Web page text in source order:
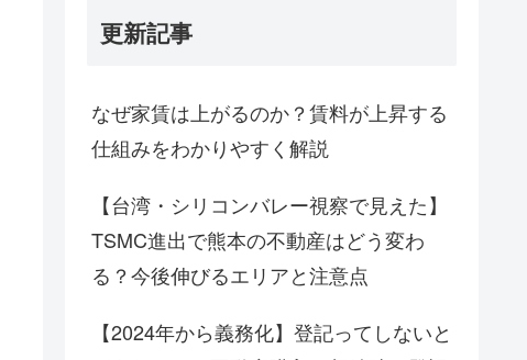
更新記事
なぜ家賃は上がるのか？賃料が上昇する
仕組みをわかりやすく解説
【台湾・シリコンバレー視察で見えた】
TSMC進出で熊本の不動産はどう変わ
る？今後伸びるエリアと注意点
【2024年から義務化】登記ってしないと